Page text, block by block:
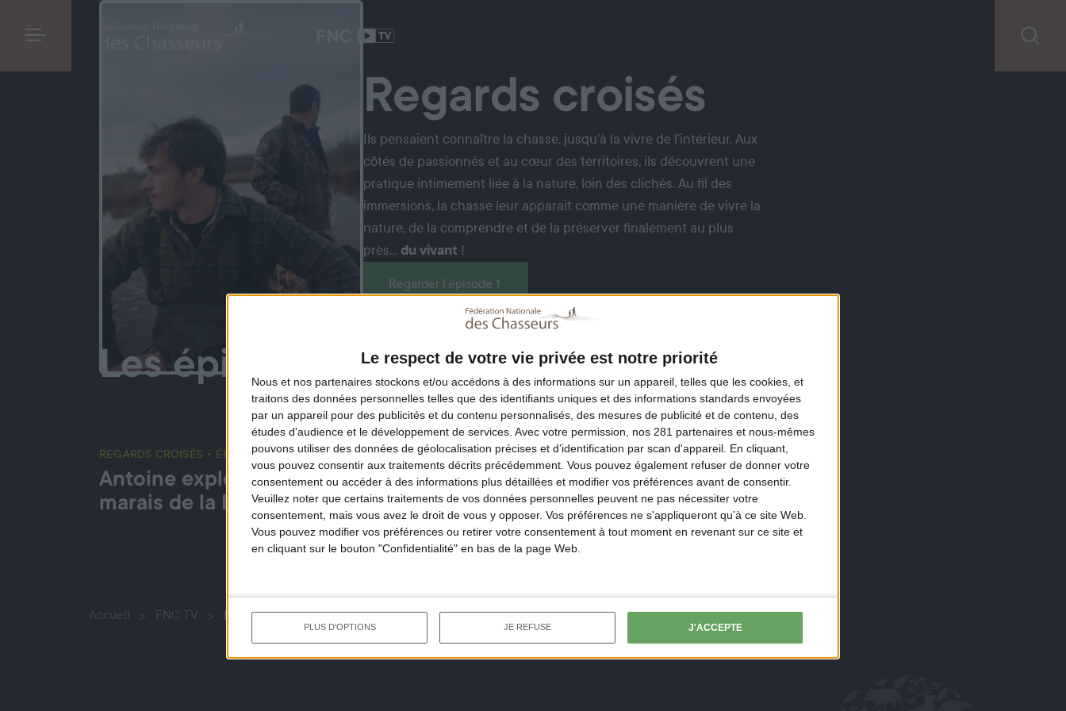
Le respect de votre vie privée est notre priorité
Nous et nos partenaires stockons et/ou accédons à des informations sur un appareil, telles que les cookies, et
traitons des données personnelles telles que des identifiants uniques et des informations standards envoyées
par un appareil pour des publicités et du contenu personnalisés, des mesures de publicité et de contenu, des
études d'audience et le développement de services. Avec votre permission, nos 281 partenaires et nous-mêmes
pouvons utiliser des données de géolocalisation précises et d’identification par scan d'appareil. En cliquant,
vous pouvez consentir aux traitements décrits précédemment. Vous pouvez également refuser de donner votre
consentement ou accéder à des informations plus détaillées et modifier vos préférences avant de consentir.
Veuillez noter que certains traitements de vos données personnelles peuvent ne pas nécessiter votre
consentement, mais vous avez le droit de vous y opposer. Vos préférences ne s'appliqueront qu’à ce site Web.
Vous pouvez modifier vos préférences ou retirer votre consentement à tout moment en revenant sur ce site et
en cliquant sur le bouton "Confidentialité" en bas de la page Web.
PLUS D'OPTIONS JE REFUSE J'ACCEPTE
Regards croisés
Ils pensaient connaître la chasse, jusqu’à la vivre de l’intérieur. Aux
côtés de passionnés et au cœur des territoires, ils découvrent une
pratique intimement liée à la nature, loin des clichés. Au fil des
immersions, la chasse leur apparait comme une manière de vivre la
nature, de la comprendre et de la préserver finalement au plus
près... du vivant !
Regarder l’épisode 1
Les épisodes 3 ÉPISODES DISPONIBLES
REGARDS CROISÉS • ÉPISODE 1
Antoine explore les
marais de la Brière
REGARDS CROISÉS • ÉPISODE 2
Les moustachus en
vadrouille
🔥 NOUVEL ÉPISODE
REGARDS CROISÉS • ÉPISODE 3
Marius Dragacci
découvre la chasse
en battue
Accueil FNC TV Regards croisés